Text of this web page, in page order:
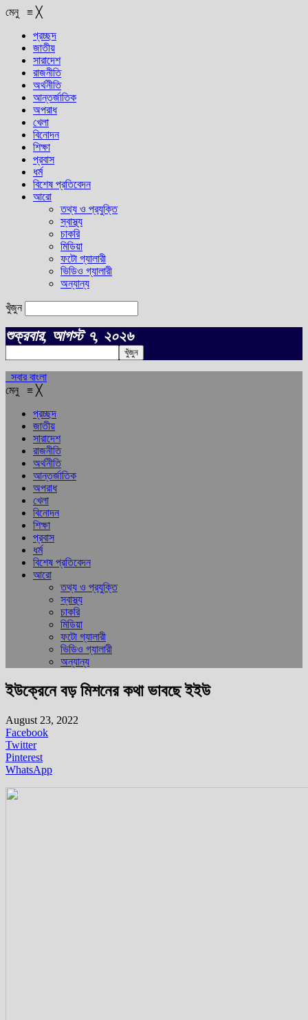
মেনু ≡ ╳
প্রচ্ছদ
জাতীয়
সারাদেশ
রাজনীতি
অর্থনীতি
আন্তর্জাতিক
অপরাধ
খেলা
বিনোদন
শিক্ষা
প্রবাস
ধর্ম
বিশেষ প্রতিবেদন
আরো
তথ্য ও প্রযুক্তি
স্বাস্থ্য
চাকরি
মিডিয়া
ফটো গ্যালারী
ভিডিও গ্যালারী
অন্যান্য
খুঁজুন
শুক্রবার, আগস্ট ৭, ২০২৬
সবার বাংলা
মেনু ≡ ╳
প্রচ্ছদ
জাতীয়
সারাদেশ
রাজনীতি
অর্থনীতি
আন্তর্জাতিক
অপরাধ
খেলা
বিনোদন
শিক্ষা
প্রবাস
ধর্ম
বিশেষ প্রতিবেদন
আরো
তথ্য ও প্রযুক্তি
স্বাস্থ্য
চাকরি
মিডিয়া
ফটো গ্যালারী
ভিডিও গ্যালারী
অন্যান্য
ইউক্রেনে বড় মিশনের কথা ভাবছে ইইউ
August 23, 2022
Facebook
Twitter
Pinterest
WhatsApp